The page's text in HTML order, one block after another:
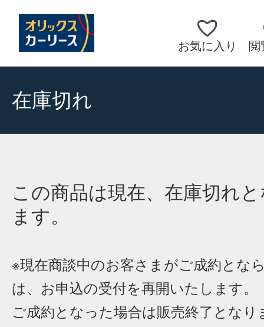
お気に入り 閲
在庫切れ
この商品は現在、在庫切れ
ます。
※現在商談中のお客さまがご成約とな
は、お申込の受付を再開いたします。
ご成約となった場合は販売終了となり